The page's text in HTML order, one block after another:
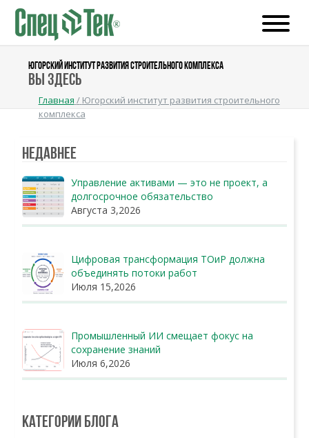
ЮГОРСКИЙ ИНСТИТУТ РАЗВИТИЯ СТРОИТЕЛЬНОГО КОМПЛЕКСА
Вы здесь
Главная / Югорский институт развития строительного
комплекса
Недавнее
Управление активами — это не проект, а
долгосрочное обязательство
Августа 3,2026
Цифровая трансформация ТОиР должна
объединять потоки работ
Июля 15,2026
Промышленный ИИ смещает фокус на
сохранение знаний
Июля 6,2026
Категории блога